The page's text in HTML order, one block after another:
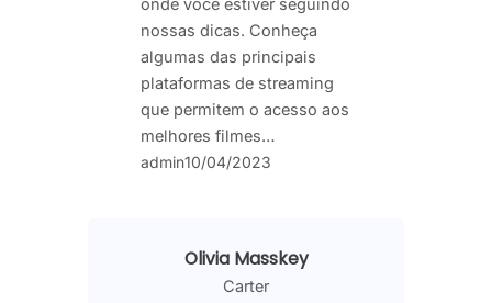
nossas dicas. Conheça
algumas das principais
plataformas de streaming
que permitem o acesso aos
melhores filmes…
admin10/04/2023
Olivia Masskey
Carter